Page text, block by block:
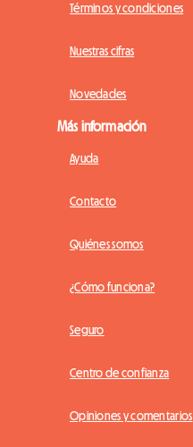
Términos y condiciones
Nuestras cifras
Novedades
Más información
Ayuda
Contacto
Quiénes somos
¿Cómo funciona?
Seguro
Centro de confianza
Opiniones y comentarios